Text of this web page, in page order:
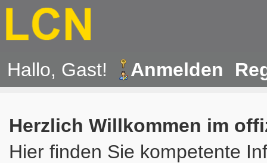
Hallo, Gast! Anmelden
Herzlich Willkommen im
Hier finden Sie kompetente